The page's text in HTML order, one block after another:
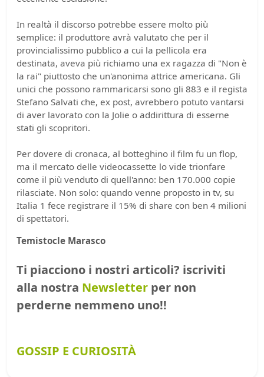
In realtà il discorso potrebbe essere molto più
semplice: il produttore avrà valutato che per il
provincialissimo pubblico a cui la pellicola era
destinata, aveva più richiamo una ex ragazza di "Non è
la rai" piuttosto che un'anonima attrice americana. Gli
unici che possono rammaricarsi sono gli 883 e il regista
Stefano Salvati che, ex post, avrebbero potuto vantarsi
di aver lavorato con la Jolie o addirittura di esserne
stati gli scopritori.
Per dovere di cronaca, al botteghino il film fu un flop,
ma il mercato delle videocassette lo vide trionfare
come il più venduto di quell'anno: ben 170.000 copie
rilasciate. Non solo: quando venne proposto in tv, su
Italia 1 fece registrare il 15% di share con ben 4 milioni
di spettatori.
Temistocle Marasco
Ti piacciono i nostri articoli? iscriviti
alla nostra Newsletter per non
perderne nemmeno uno!!
GOSSIP E CURIOSITÀ